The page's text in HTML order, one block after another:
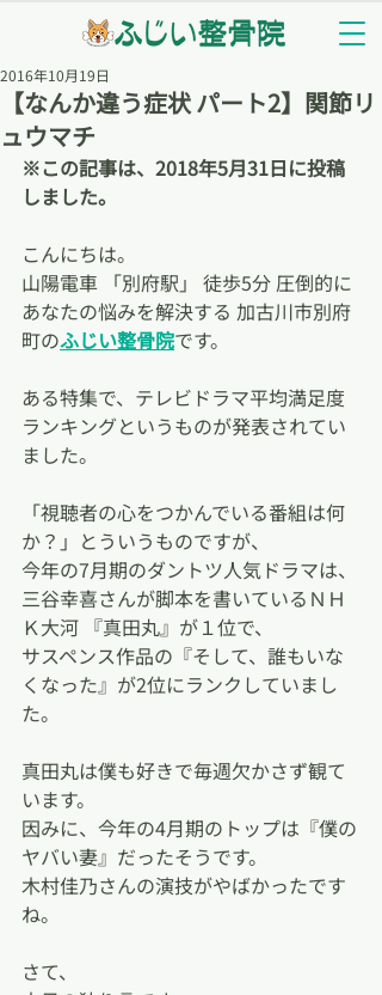
【なんか違う症状 パート2】関節リ
ュウマチ
2016年10月19日
※この記事は、2018年5月31日に投稿
しました。
こんにちは。
山陽電車 「別府駅」 徒歩5分 圧倒的に
あなたの悩みを解決する 加古川市別府
町のふじい整骨院です。
ある特集で、テレビドラマ平均満足度
ランキングというものが発表されてい
ました。
「視聴者の心をつかんでいる番組は何
か？」とういうものですが、
今年の7月期のダントツ人気ドラマは、
三谷幸喜さんが脚本を書いているＮＨ
Ｋ大河 『真田丸』が１位で、
サスペンス作品の『そして、誰もいな
くなった』が2位にランクしていまし
た。
真田丸は僕も好きで毎週欠かさず観て
います。
因みに、今年の4月期のトップは『僕の
ヤバい妻』だったそうです。
木村佳乃さんの演技がやばかったです
ね。
さて、